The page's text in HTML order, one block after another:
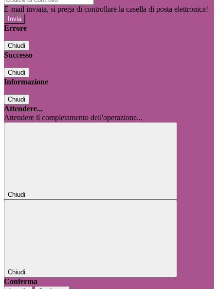
E-mail inviata, si prega di controllare la casella di posta elettronica!
Errore
Chiudi
Successo
Chiudi
Informazione
Chiudi
Attendere...
Attendere il completamento dell'operazione...
Chiudi
Chiudi
Conferma